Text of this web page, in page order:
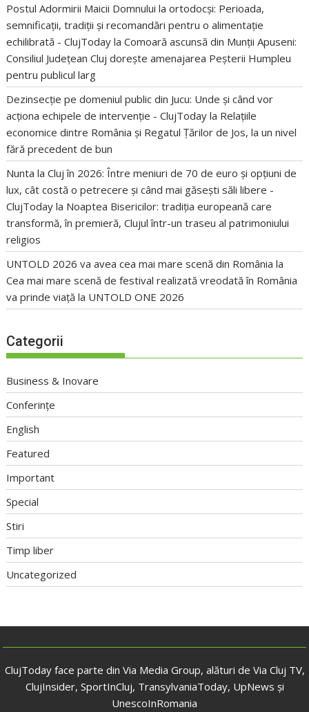
Postul Adormirii Maicii Domnului la ortodocși: Perioada,
semnificații, tradiții și recomandări pentru o alimentație
echilibrată - ClujToday laComoară ascunsă din Munții Apuseni:
Consiliul Județean Cluj dorește amenajarea Peșterii Humpleu
pentru publicul larg
Dezinsecție pe domeniul public din Jucu: Unde și când vor
acționa echipele de intervenție - ClujToday la Relațiile
economice dintre România și Regatul Țărilor de Jos, la un nivel
fără precedent de bun
Nunta la Cluj în 2026: Între meniuri de 70 de euro și opțiuni de
lux, cât costă o petrecere și când mai găsești săli libere -
ClujToday la Noaptea Bisericilor: tradiția europeană care
transformă, în premieră, Clujul într-un traseu al patrimoniului
religios
UNTOLD 2026 va avea cea mai mare scenă din România la
Cea mai mare scenă de festival realizată vreodată în România
va prinde viață la UNTOLD ONE 2026
Categorii
Business & Inovare
Conferințe
English
Featured
Important
Special
Stiri
Timp liber
Uncategorized
ClujToday face parte din Via Media Group, alături de Via Cluj TV,
ClujInsider, SportInCluj, TransylvaniaToday, UpNews și
UnescoInRomania